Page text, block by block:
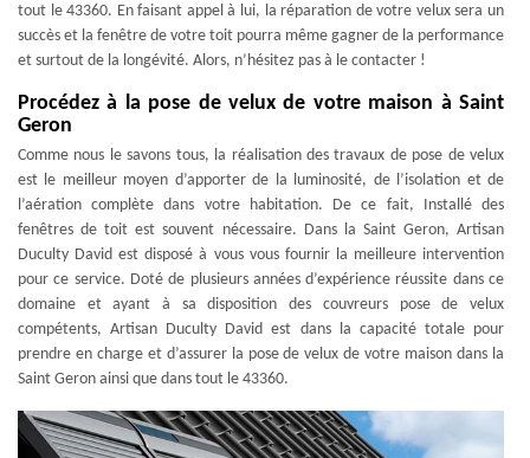
tout le 43360. En faisant appel à lui, la réparation de votre velux sera un
succès et la fenêtre de votre toit pourra même gagner de la performance
et surtout de la longévité. Alors, n’hésitez pas à le contacter !
Procédez à la pose de velux de votre maison à Saint
Geron
Comme nous le savons tous, la réalisation des travaux de pose de velux
est le meilleur moyen d’apporter de la luminosité, de l’isolation et de
l’aération complète dans votre habitation. De ce fait, Installé des
fenêtres de toit est souvent nécessaire. Dans la Saint Geron, Artisan
Duculty David est disposé à vous vous fournir la meilleure intervention
pour ce service. Doté de plusieurs années d’expérience réussite dans ce
domaine et ayant à sa disposition des couvreurs pose de velux
compétents, Artisan Duculty David est dans la capacité totale pour
prendre en charge et d’assurer la pose de velux de votre maison dans la
Saint Geron ainsi que dans tout le 43360.